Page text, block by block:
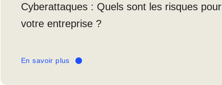
Cyberattaques : Quels sont les risques pour
votre entreprise ?
En savoir plus